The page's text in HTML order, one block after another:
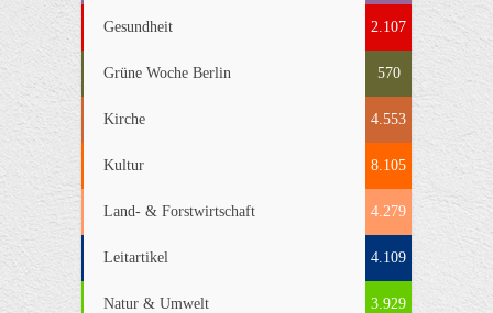
Gesundheit 2.107
Grüne Woche Berlin 570
Kirche 4.553
Kultur 8.105
Land- & Forstwirtschaft 4.279
Leitartikel 4.109
Natur & Umwelt 3.929